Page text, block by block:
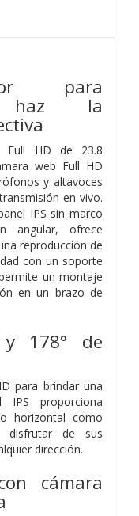
para
haz la
Full HD de 23.8
web Full HD
y altavoces
en vivo.
IPS sin marco
angular, ofrece
reproducción de
con un soporte
un montaje
en un brazo de
y 178° de
para brindar una
IPS proporciona
horizontal como
disfrutar de sus
dirección.
cámara